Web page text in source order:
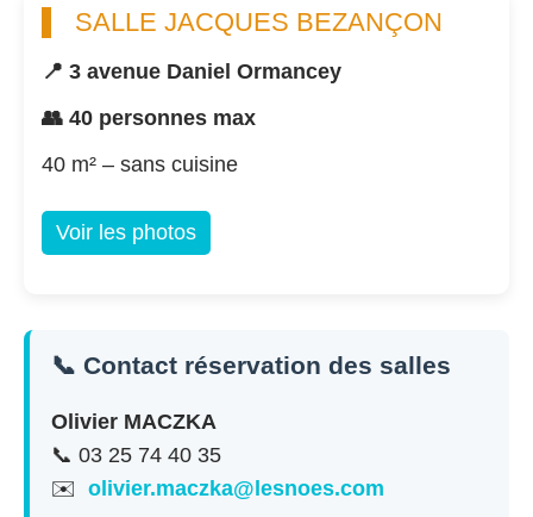
SALLE JACQUES BEZANÇON
📍 3 avenue Daniel Ormancey
👥 40 personnes max
40 m² – sans cuisine
Voir les photos
📞 Contact réservation des salles
Olivier MACZKA
📞 03 25 74 40 35
✉️ olivier.maczka@lesnoes.com